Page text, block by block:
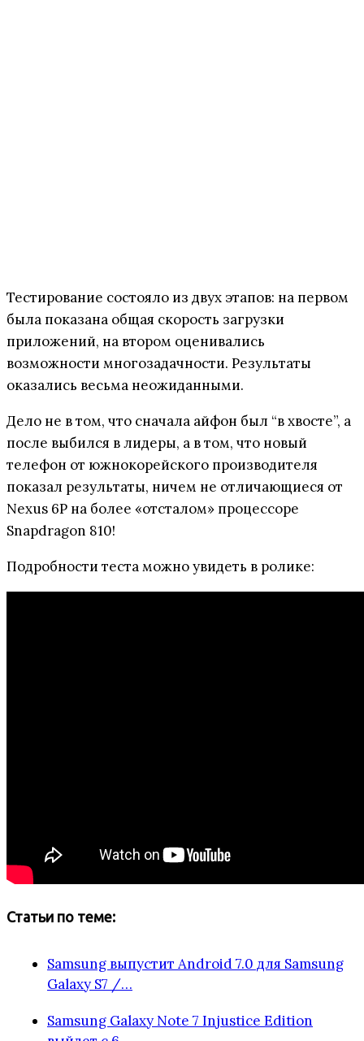
Тестирование состояло из двух этапов: на первом
была показана общая скорость загрузки
приложений, на втором оценивались
возможности многозадачности. Результаты
оказались весьма неожиданными.
Дело не в том, что сначала айфон был “в хвосте”, а
после выбился в лидеры, а в том, что новый
телефон от южнокорейского производителя
показал результаты, ничем не отличающиеся от
Nexus 6P на более «отсталом» процессоре
Snapdragon 810!
Подробности теста можно увидеть в ролике:
Статьи по теме:
Samsung выпустит Android 7.0 для Samsung
Galaxy S7 /…
Samsung Galaxy Note 7 Injustice Edition